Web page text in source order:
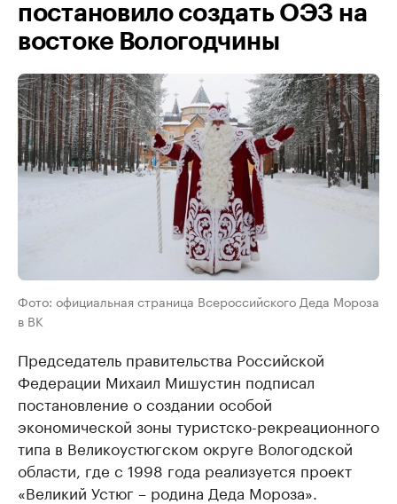
постановило создать ОЭЗ на
востоке Вологодчины
Фото: официальная страница Всероссийского Деда Мороза
в ВК
Председатель правительства Российской
Федерации Михаил Мишустин подписал
постановление о создании особой
экономической зоны туристско-рекреационного
типа в Великоустюгском округе Вологодской
области, где с 1998 года реализуется проект
«Великий Устюг – родина Деда Мороза».